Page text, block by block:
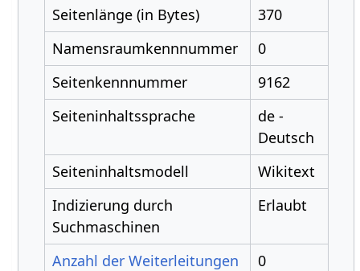
Seitenlänge (in Bytes)
370
Namensraumkennnummer
0
Seitenkennnummer
9162
Seiteninhaltssprache
de -
Deutsch
Seiteninhaltsmodell
Wikitext
Indizierung durch
Suchmaschinen
Erlaubt
Anzahl der Weiterleitungen
0